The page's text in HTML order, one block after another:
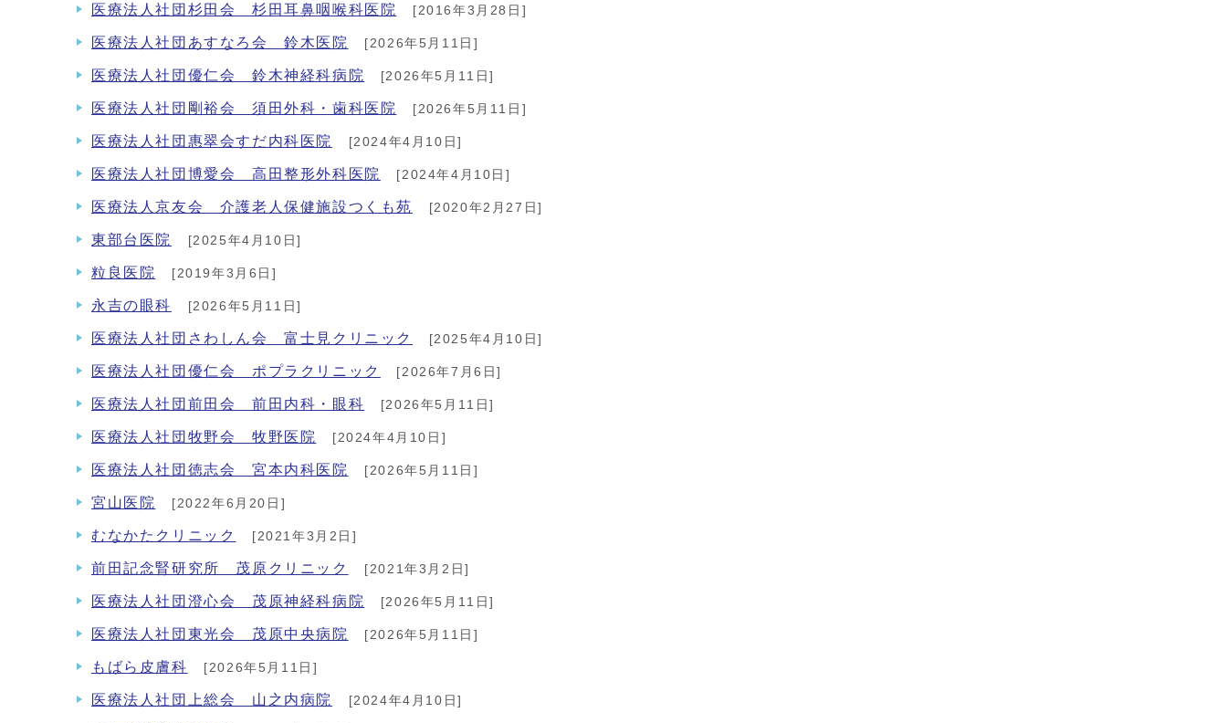
医療法人社団杉田会 杉田耳鼻咽喉科医院 [2016年3月28日]
医療法人社団あすなろ会 鈴木医院 [2026年5月11日]
医療法人社団優仁会 鈴木神経科病院 [2026年5月11日]
医療法人社団剛裕会 須田外科・歯科医院 [2026年5月11日]
医療法人社団惠翠会すだ内科医院 [2024年4月10日]
医療法人社団博愛会 高田整形外科医院 [2024年4月10日]
医療法人京友会 介護老人保健施設つくも苑 [2020年2月27日]
東部台医院 [2025年4月10日]
粒良医院 [2019年3月6日]
永吉の眼科 [2026年5月11日]
医療法人社団さわしん会 富士見クリニック [2025年4月10日]
医療法人社団優仁会 ポプラクリニック [2026年7月6日]
医療法人社団前田会 前田内科・眼科 [2026年5月11日]
医療法人社団牧野会 牧野医院 [2024年4月10日]
医療法人社団徳志会 宮本内科医院 [2026年5月11日]
宮山医院 [2022年6月20日]
むなかたクリニック [2021年3月2日]
前田記念腎研究所 茂原クリニック [2021年3月2日]
医療法人社団澄心会 茂原神経科病院 [2026年5月11日]
医療法人社団東光会 茂原中央病院 [2026年5月11日]
もばら皮膚科 [2026年5月11日]
医療法人社団上総会 山之内病院 [2024年4月10日]